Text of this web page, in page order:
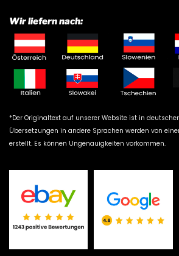
Wir liefern nach:
*Der Originaltext auf unserer Website ist in
Übersetzungen in andere Sprachen werden von
erstellt. Es können Ungenauigkeiten vorkommen.